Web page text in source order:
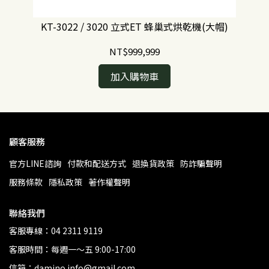
KT-3022 / 3020 立式ET 蜂巢式烘乾機(大帽)
NT$999,999
加入購物車
顧客服務
官方LINE諮詢 付款和配送方式 退換貨政策 防詐騙聲明
服務條款 隱私政策 著作權聲明
聯絡我們
客服專線：04 2311 9119
客服時間：每週一～五 9:00-17:00